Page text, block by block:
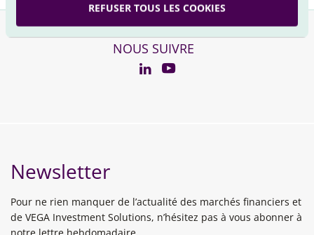
REFUSER TOUS LES COOKIES
NOUS SUIVRE
LinkedinYouTube
Newsletter
Pour ne rien manquer de l’actualité des marchés financiers et
de VEGA Investment Solutions, n’hésitez pas à vous abonner à